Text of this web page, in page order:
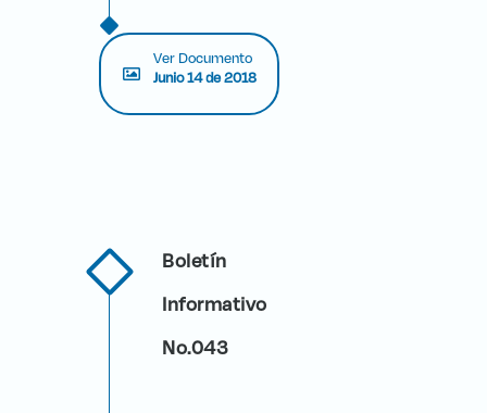
Ver Documento
Junio 14 de 2018
Boletín
Informativo
No.043